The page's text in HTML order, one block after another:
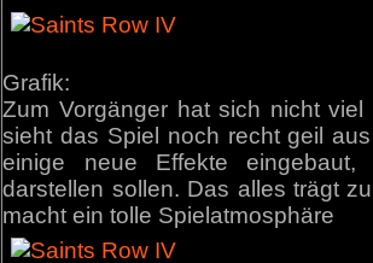
Grafik:
Zum Vorgänger hat sich nicht viel
sieht das Spiel noch recht geil
einige neue Effekte
darstellen sollen. Das alles trägt
macht ein tolle Spielatmosphäre